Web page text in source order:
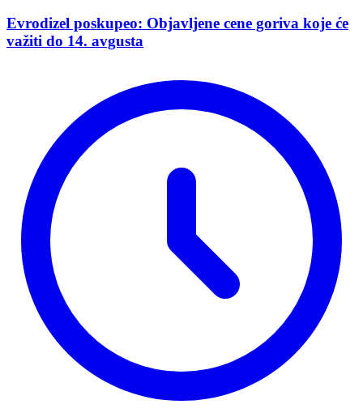
Evrodizel poskupeo: Objavljene cene goriva koje će
važiti do 14. avgusta